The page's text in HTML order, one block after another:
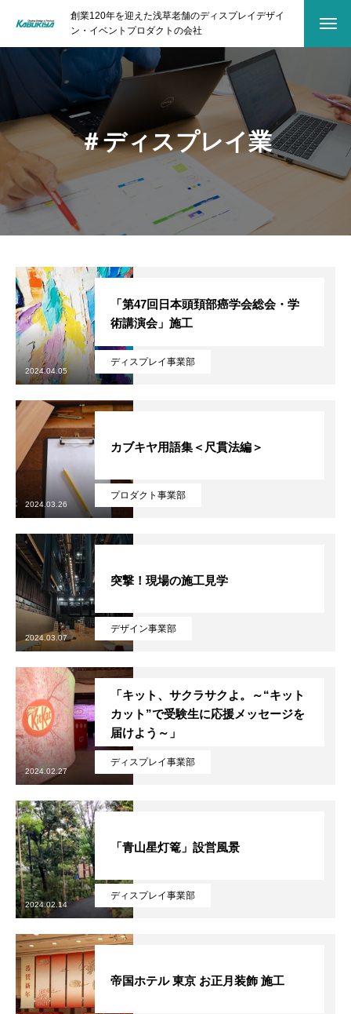
創業120年を迎えた浅草老舗のディスプレイデザイ
ン・イベントプロダクトの会社
＃ディスプレイ業
ディスプレイ事業部
「第47回日本頭頚部癌学会総会・学
術講演会」施工
2024.04.05
プロダクト事業部
カブキヤ用語集＜尺貫法編＞
2024.03.26
デザイン事業部
突撃！現場の施工見学
2024.03.07
ディスプレイ事業部
「キット、サクラサクよ。～“キット
カット”で受験生に応援メッセージを
届けよう～」
2024.02.27
ディスプレイ事業部
「青山星灯篭」設営風景
2024.02.14
帝国ホテル 東京 お正月装飾 施工